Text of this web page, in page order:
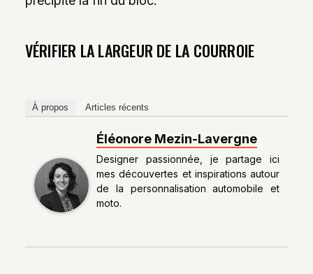
VÉRIFIER LA LARGEUR DE LA COURROIE
À propos Articles récents
Éléonore Mezin-Lavergne
Designer passionnée, je partage ici
mes découvertes et inspirations autour
de la personnalisation automobile et
moto.